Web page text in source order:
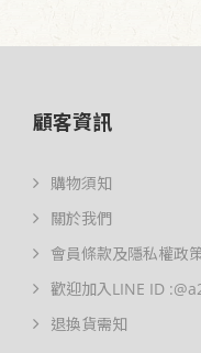
顧客資訊
購物須知
關於我們
會員條款及隱私權政
歡迎加入LINE ID
退換貨需知